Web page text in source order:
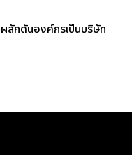
ลักดันองค์กรเป็นบริษัท